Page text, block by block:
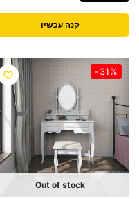
קנה עכשיו
-31%
Out of stock